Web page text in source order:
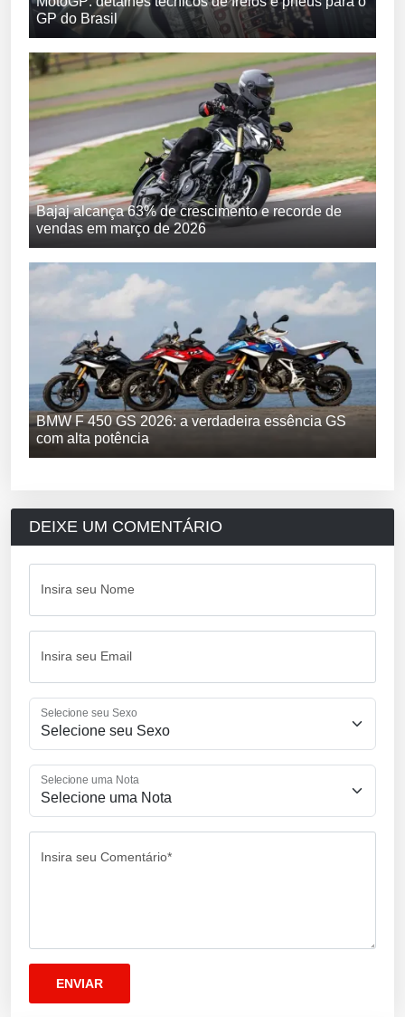
GP do Brasil
Bajaj alcança 63% de crescimento e recorde de
vendas em março de 2026
BMW F 450 GS 2026: a verdadeira essência GS
com alta potência
DEIXE UM COMENTÁRIO
Insira seu Nome
Insira seu Email
Selecione seu Sexo
Selecione uma Nota
Insira seu Comentário*